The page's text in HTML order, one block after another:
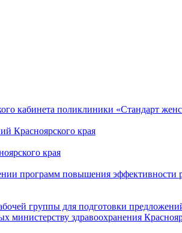
кабинета поликлиники «Стандарт
Красноярского края
края
программ повышения эффективности
группы для подготовки
здравоохранения